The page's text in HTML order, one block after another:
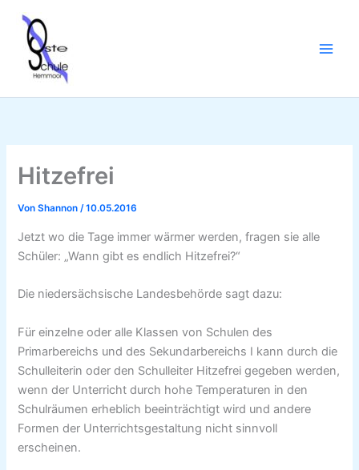
Inhalt
springen
Hitzefrei
VonShannon/10.05.2016
Jetzt wo die Tage immer wärmer werden, fragen sie alle
Schüler: „Wann gibt es endlich Hitzefrei?“
Die niedersächsische Landesbehörde sagt dazu:
Für einzelne oder alle Klassen von Schulen des
Primarbereichs und des Sekundarbereichs I kann durch die
Schulleiterin oder den Schulleiter Hitzefrei gegeben werden,
wenn der Unterricht durch hohe Temperaturen in den
Schulräumen erheblich beeinträchtigt wird und andere
Formen der Unterrichtsgestaltung nicht sinnvoll
erscheinen.